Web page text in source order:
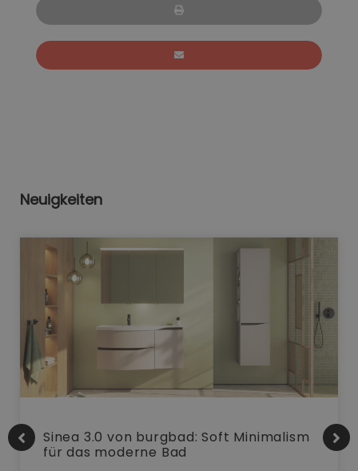
Neuigkeiten
Sinea 3.0 von burgbad: Soft Minimalism
für das moderne Bad